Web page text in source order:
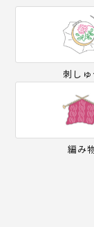
刺しゅ
編み